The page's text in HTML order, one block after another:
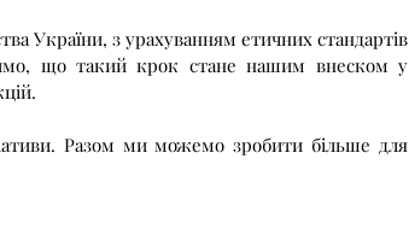
що такий крок стане нашим внеском у